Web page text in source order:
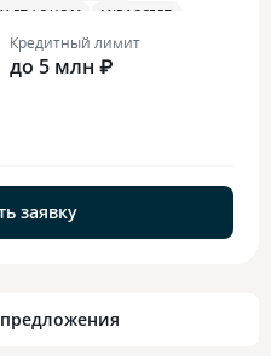
MIRACCEPT
Кредитный лимит
до 5 млн ₽
заявку